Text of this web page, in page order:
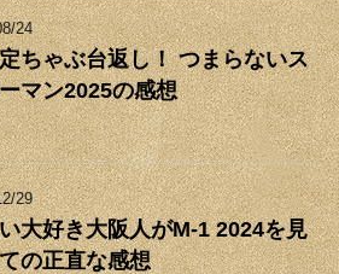
24
ちゃぶ台返し！ つまらないス
マン2025の感想
29
大好き大阪人がM-1 2024を見
の正直な感想